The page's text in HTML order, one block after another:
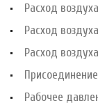
Расход
Расход
Расход
Рабочее